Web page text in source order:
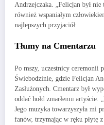
Andrzejczaka. „Felicjan był
również wspaniałym
najlepszych przyjaciół.
Tłumy na Cmentarzu
Po mszy, uczestnicy ceremonii
Świebodzinie, gdzie Felicjan
Zasłużonych. Cmentarz był
oddać hołd zmarłemu
Jego muzyka towarzyszyła mi
fanów, trzymając w ręku płytę